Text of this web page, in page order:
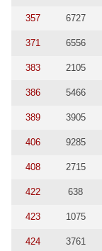
357 6727
371 6556
383 2105
386 5466
389 3905
406 9285
408 2715
422 638
423 1075
424 3761